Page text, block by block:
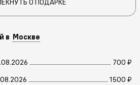
О ПОДАРКЕ
в Москве
700 ₽
1500 ₽